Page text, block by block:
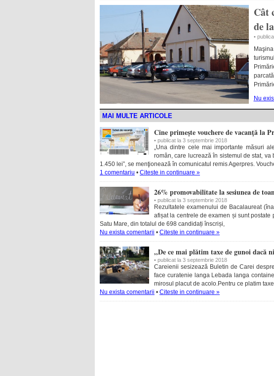
Cât
de
•
Nu
MAI MULTE ARTICOLE
Cine primeşte vouchere de vacanţă la
• publicat la 3 septembrie 2018
„Una dintre cele mai importante măsuri
român, care lucrează în sistemul de stat,
1.450 lei”, se menţionează în comunicatul remis Agerpres.
1 comentariu • Citeste in continuare »
26% promovabilitate la sesiunea de
• publicat la 3 septembrie 2018
Rezultatele examenului de Bacalaureat
afișat la centrele de examen și sunt postate
Satu Mare, din totalul de 698 candidați înscriși,
Nu exista comentarii • Citeste in continuare »
,,De ce mai plătim taxe de gunoi dacă
• publicat la 3 septembrie 2018
Careienii sesizează Buletin de Carei
face curatenie langa Lebada langa
mirosul placut de acolo.Pentru ce platim
Nu exista comentarii • Citeste in continuare »